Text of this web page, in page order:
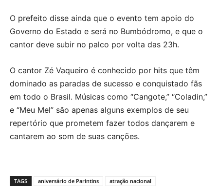
O prefeito disse ainda que o evento tem apoio do
Governo do Estado e será no Bumbódromo, e que o
cantor deve subir no palco por volta das 23h.
O cantor Zé Vaqueiro é conhecido por hits que têm
dominado as paradas de sucesso e conquistado fãs
em todo o Brasil. Músicas como “Cangote,” “Coladin,”
e “Meu Mel” são apenas alguns exemplos de seu
repertório que prometem fazer todos dançarem e
cantarem ao som de suas canções.
TAGS aniversário de Parintins
atração nacional